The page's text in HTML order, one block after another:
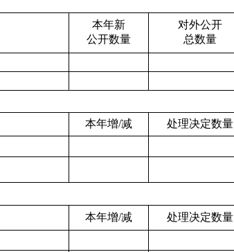
本年新
公开数量
对外公开
总数量
本年增/减
处理决定数量
本年增/减
处理决定数量